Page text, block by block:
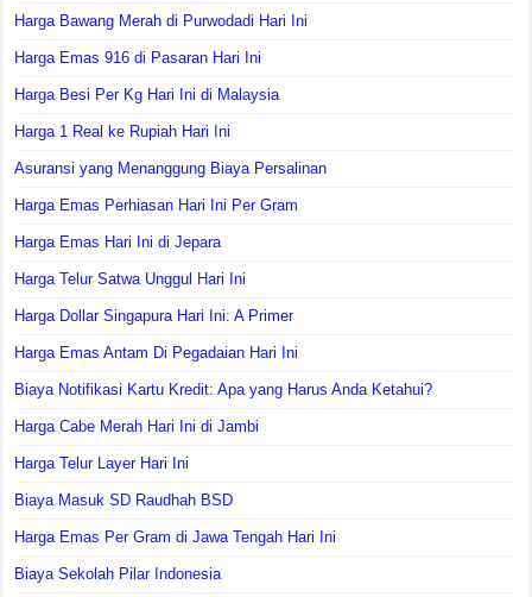
Harga Bawang Merah di Purwodadi Hari Ini
Harga Emas 916 di Pasaran Hari Ini
Harga Besi Per Kg Hari Ini di Malaysia
Harga 1 Real ke Rupiah Hari Ini
Asuransi yang Menanggung Biaya Persalinan
Harga Emas Perhiasan Hari Ini Per Gram
Harga Emas Hari Ini di Jepara
Harga Telur Satwa Unggul Hari Ini
Harga Dollar Singapura Hari Ini: A Primer
Harga Emas Antam Di Pegadaian Hari Ini
Biaya Notifikasi Kartu Kredit: Apa yang Harus Anda Ketahui?
Harga Cabe Merah Hari Ini di Jambi
Harga Telur Layer Hari Ini
Biaya Masuk SD Raudhah BSD
Harga Emas Per Gram di Jawa Tengah Hari Ini
Biaya Sekolah Pilar Indonesia